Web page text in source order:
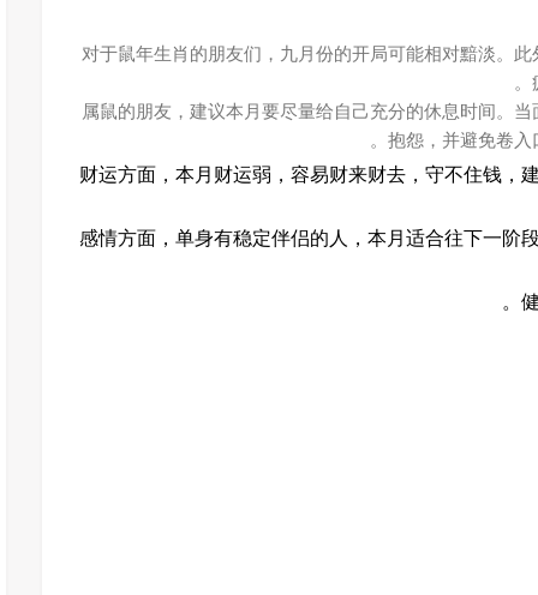
对于鼠年生肖的朋友们，九月份的开局可能相对黯淡。
属鼠的朋友，建议本月要尽量给自己充分的休息时间。
抱怨，并避免卷入
财运方面，本月财运弱，容易财来财去，守不住钱，
感情方面，单身有稳定伴侣的人，本月适合往下一阶